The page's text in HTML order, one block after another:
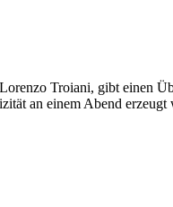
Troiani, gibt einen
an einem Abend erzeugt